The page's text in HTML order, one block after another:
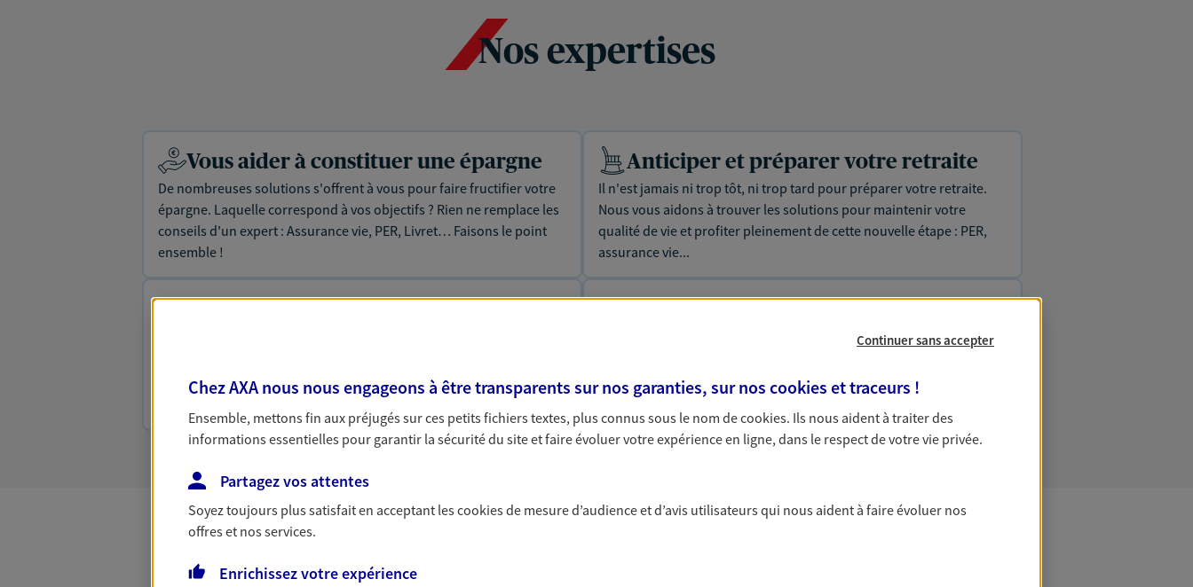
Nos expertises
Vous aider à constituer une épargne
De nombreuses solutions s'offrent à vous pour faire fructifier votre
épargne. Laquelle correspond à vos objectifs ? Rien ne remplace les
conseils d'un expert : Assurance vie, PER, Livret… Faisons le point
ensemble !
Anticiper et préparer votre retraite
Il n'est jamais ni trop tôt, ni trop tard pour préparer votre retraite.
Nous vous aidons à trouver les solutions pour maintenir votre
qualité de vie et profiter pleinement de cette nouvelle étape : PER,
assurance vie...
protégez vos proches en cas d'accident, d'invalidité, d'incapacité ou
votre situation personnelle afin de consolider votre protection
Toutes nos solutions Prévoyance & Patrimoine
Continuer sans accepter
Chez AXA nous nous engageons à être transparents sur nos garanties, sur nos cookies et traceurs !
Ensemble, mettons fin aux préjugés sur ces petits fichiers textes, plus connus sous le nom decookies. Ils nous aident à traiter des
informations essentielles pour garantir la sécurité du site et faire évoluer votre expérience en ligne, dans le respect de votre vie privée.
Partagez vos attentes
Soyez toujours plus satisfait en acceptant lescookiesde mesure d’audience et d’avis utilisateurs qui nous aident à faire évoluer nos
offres et nos services.
Enrichissez votre expérience